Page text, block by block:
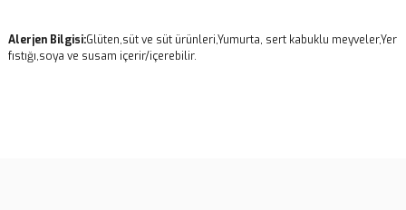
Alerjen Bilgisi:Glüten,süt ve süt ürünleri,Yumurta, sert kabuklu meyveler,Yer
fıstığı,soya ve susam içerir/içerebilir.